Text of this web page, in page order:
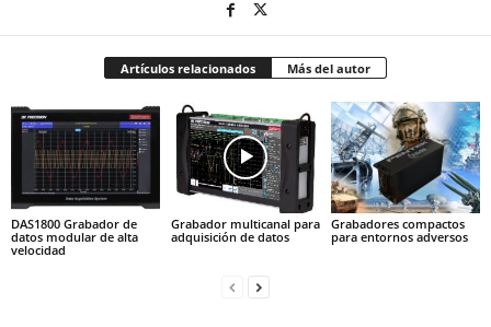
Artículos relacionados Más del autor
DAS1800 Grabador de
datos modular de alta
velocidad
Grabador multicanal para
adquisición de datos
Grabadores compactos
para entornos adversos